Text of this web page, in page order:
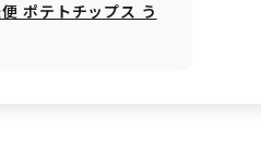
ポテトチップス う